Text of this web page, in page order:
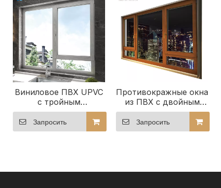
Виниловое ПВХ UPVC
с тройным
остеклением
распашное окно
Запросить
Противокражные окна
из ПВХ с двойным
тройным остеклением
и створкой из ПВХ.
Запросить